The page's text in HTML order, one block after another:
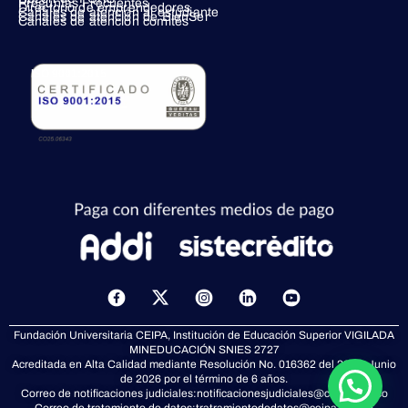
Preguntas Frecuentes
Directorio de emprendedores
Canales de atención al estudiante
Canales de atención de BienSer
Canales de atención comités
ISO 9001:2015
X
-
t
w
i
t
t
Fundación Universitaria CEIPA, Institución de Educación Superior VIGILADA
MINEDUCACIÓN SNIES 2727
Acreditada en Alta Calidad mediante Resolución No. 016362 del 23 de Junio
de 2026 por el término de 6 años.
Correo de notificaciones judiciales:notificacionesjudiciales@ceipa.edu.co